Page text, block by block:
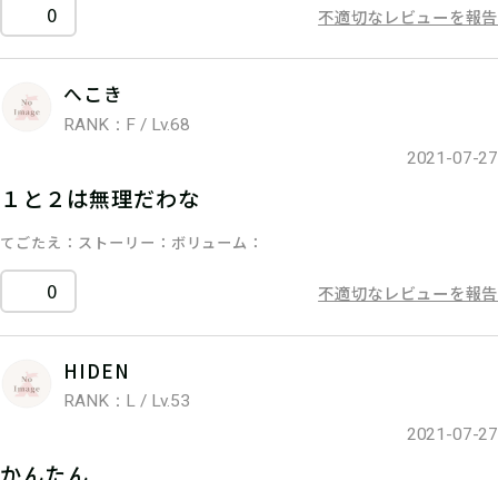
0 不適切なレビューを報告
へこき
RANK：F / Lv.68
2021-07-27
１と２は無理だわな
てごたえ ストーリー ボリューム
0 不適切なレビューを報告
HIDEN
RANK：L / Lv.53
2021-07-27